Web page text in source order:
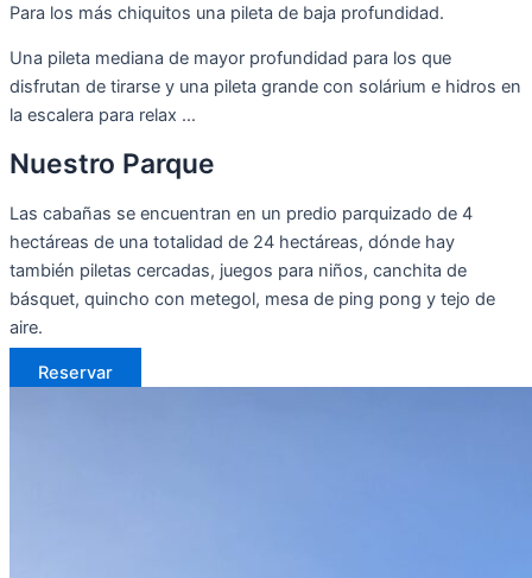
Para los más chiquitos una pileta de baja profundidad.
Una pileta mediana de mayor profundidad para los que
disfrutan de tirarse y una pileta grande con solárium e hidros en
la escalera para relax …
Nuestro Parque
Las cabañas se encuentran en un predio parquizado de 4
hectáreas de una totalidad de 24 hectáreas, dónde hay
también piletas cercadas, juegos para niños, canchita de
básquet, quincho con metegol, mesa de ping pong y tejo de
aire.
Reservar